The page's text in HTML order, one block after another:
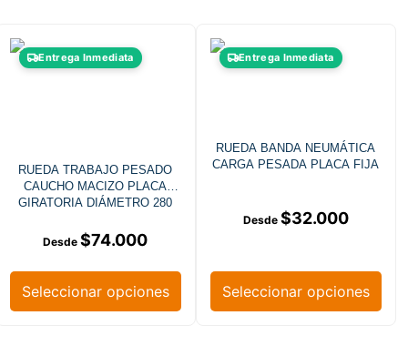
Entrega Inmediata
RUEDA TRABAJO PESADO
CAUCHO MACIZO PLACA
GIRATORIA DIÁMETRO 280
$74.000
Seleccionar opciones
Entrega Inmediata
RUEDA BANDA NEUMÁTICA
CARGA PESADA PLACA FIJA
$32.000
Seleccionar opciones